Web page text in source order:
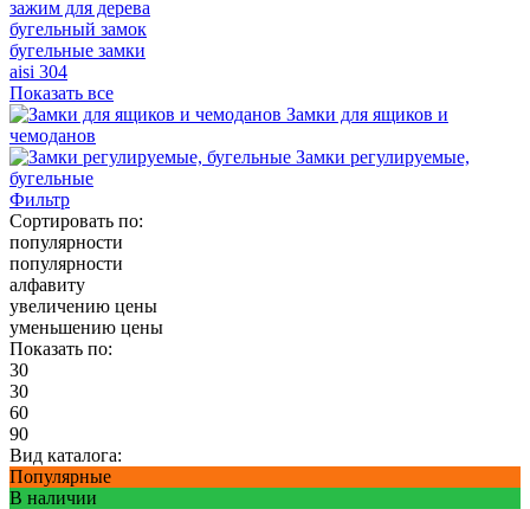
зажим для дерева
бугельный замок
бугельные замки
aisi 304
Показать все
Замки для ящиков и
чемоданов
Замки регулируемые,
бугельные
Фильтр
Сортировать по:
популярности
популярности
алфавиту
увеличению цены
уменьшению цены
Показать по:
30
30
60
90
Вид каталога:
Популярные
В наличии